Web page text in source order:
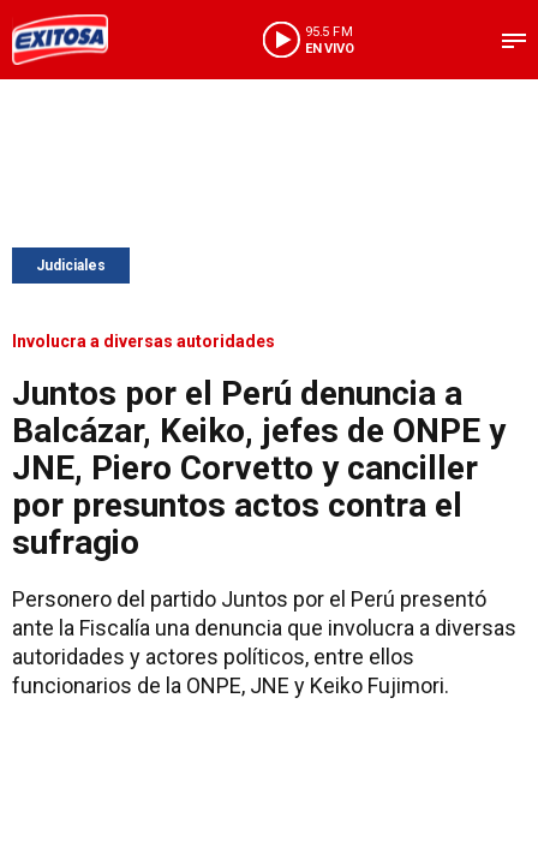
95.5 FM
EN VIVO
Judiciales
Involucra a diversas autoridades
Juntos por el Perú denuncia a
Balcázar, Keiko, jefes de ONPE y
JNE, Piero Corvetto y canciller
por presuntos actos contra el
sufragio
Personero del partido Juntos por el Perú presentó
ante la Fiscalía una denuncia que involucra a diversas
autoridades y actores políticos, entre ellos
funcionarios de la ONPE, JNE y Keiko Fujimori.